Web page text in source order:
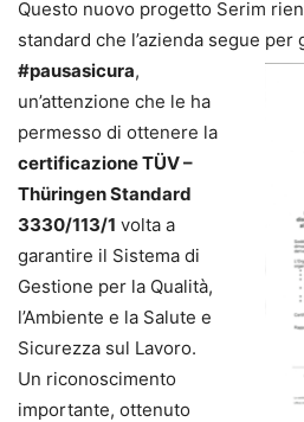
Questo nuovo progetto Serim
standard che l’azienda segue per
#pausasicura,
un’attenzione che le ha
permesso di ottenere la
certificazione TÜV –
Thüringen Standard
3330/113/1 volta a
garantire il Sistema di
Gestione per la Qualità,
l’Ambiente e la Salute e
Sicurezza sul Lavoro.
Un riconoscimento
importante, ottenuto